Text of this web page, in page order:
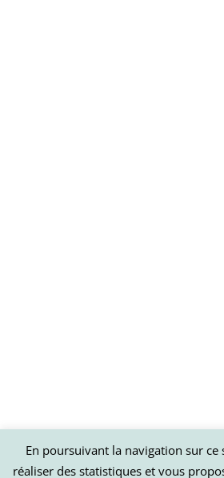
En poursuivant la navigation sur
réaliser des statistiques et vous